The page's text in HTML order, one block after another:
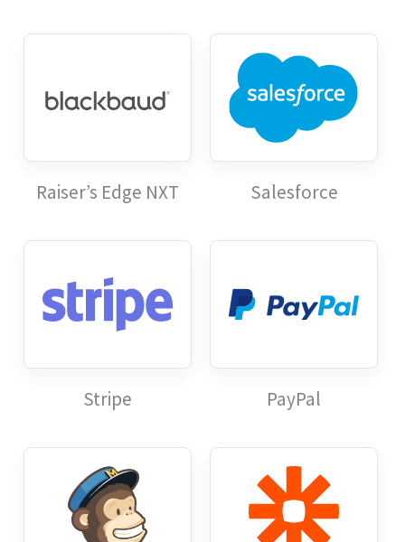
Raiser’s Edge NXT Salesforce
Stripe PayPal